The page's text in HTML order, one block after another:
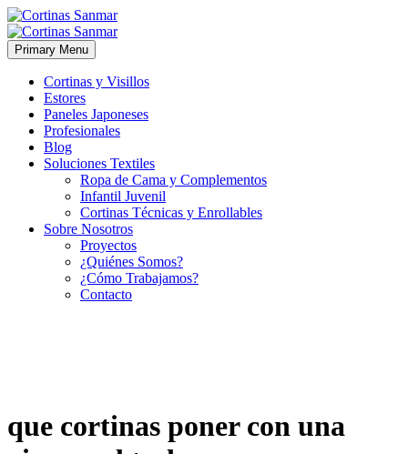
Primary Menu
Cortinas y Visillos
Estores
Paneles Japoneses
Profesionales
Blog
Soluciones Textiles
Ropa de Cama y Complementos
Infantil Juvenil
Cortinas Técnicas y Enrollables
Sobre Nosotros
Proyectos
¿Quiénes Somos?
¿Cómo Trabajamos?
Contacto
que cortinas poner con una